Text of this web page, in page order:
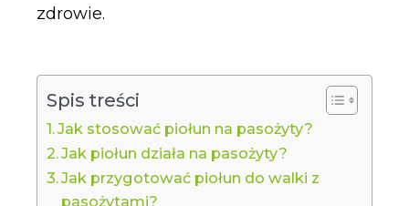
zdrowie.
Spis treści
Jak stosować piołun na pasożyty?
Jak piołun działa na pasożyty?
Jak przygotować piołun do walki z
pasożytami?